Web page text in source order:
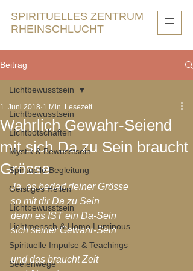
SPIRITUELLES ZENTRUM
RHEINSCHLUCHT
Beitrag
Lichtbewusstsein
Lichtbotschaften
Mystik & Bewusstsein
Spirituelle Begleitung
Geistiges Heilen
Lichtbewusstsein
Lichtmensch & Homo Luminous
Spirituelle Impulse & Teachings
Seelenwege
Lichtbewusstsein
Wahrlich Gewahr-Seiend
mit sich Da zu Sein braucht
Grösse
1. Juni 2018 1 Min. Lesezeit
Ja, es bedarf deiner Grösse
so mit dir Da zu Sein
denn es IST ein Da-Sein
sich seiner Gewahr-Sein
und das braucht Zeit